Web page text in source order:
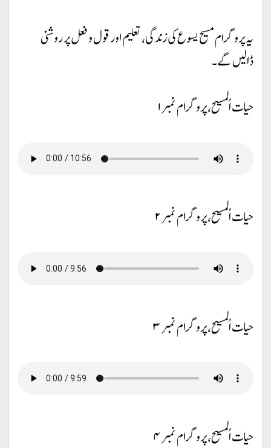
یہ پروگرام مسیح یسوع کی زندگی، تعلیم اور قول و فعل پر روشنی
ڈالیں گے۔
حیات اُلمسیح، پروگرام نمبر ۱
حیات اُلمسیح، پروگرام نمبر ۲
حیات اُلمسیح، پروگرام نمبر ۳
حیات اُلمسیح، پروگرام نمبر ۴